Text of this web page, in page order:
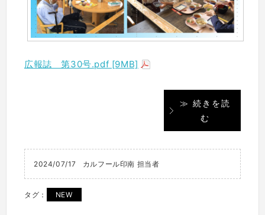
広報誌 第30号.pdf [9MB]
≫ 続きを読
む
2024/07/17 カルフール印南 担当者
タグ： NEW